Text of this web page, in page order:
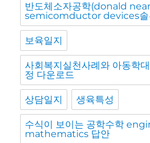
반도체소자공학(donald
semicomductor devices솔
보육일지
사회복지실천사례와 아동학
정 다운로드
상담일지 생육특성
수식이 보이는 공학수학
mathematics 답안